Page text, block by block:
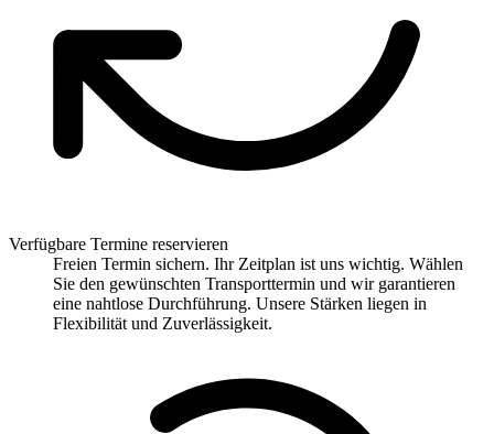
Verfügbare Termine reservieren
Freien Termin sichern. Ihr Zeitplan ist uns wichtig. Wählen
Sie den gewünschten Transporttermin und wir garantieren
eine nahtlose Durchführung. Unsere Stärken liegen in
Flexibilität und Zuverlässigkeit.